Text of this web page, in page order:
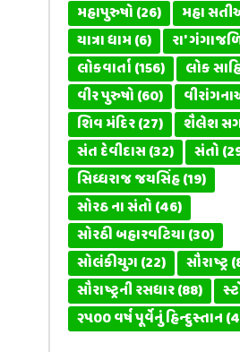
મહાપુરુષો(26) મહા
યાત્રા ધામ(6) રા'
લોકવાર્તા(156) લોક
વીર પુરુષો(60)
શિવ મંદિર(27) શૈલેશ
સંત દેવીદાસ(32) સંતો
સિધ્ધરાજ જયસિંહ(19)
સોરઠ ના સંતો(46)
સોરઠી બહારવટિયા(30)
સોલંકીયુગ(22) સૌરાષ્ટ્ર
સૌરાષ્ટ્રની રસધાર(88)
૨૫૦૦ વર્ષ પૂર્વેનું હિન્દુસ્તાન